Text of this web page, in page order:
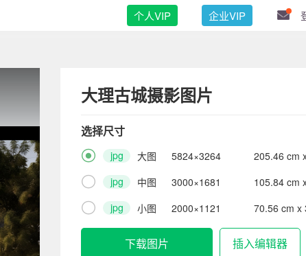
个人VIP 企业VIP
大理古城摄影图片
选择尺寸
 jpg 大图 5824×3264 205.46 cm
 jpg 中图 3000×1681 105.84 cm
 jpg 小图 2000×1121 70.56 cm x
下载图片 插入编辑器